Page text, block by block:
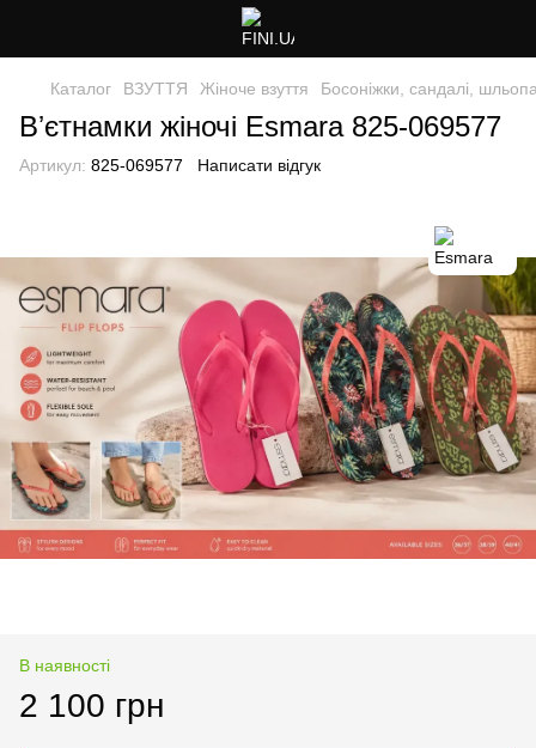
Каталог ВЗУТТЯ Жіноче взуття Босоніжки, сандалі,
Вʼєтнамки жіночі Esmara 825-069577
Артикул: 825-069577 Написати відгук
В наявності
2 100 грн